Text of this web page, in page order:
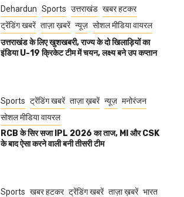
Dehardun Sports उत्तराखंड खबर हटकर
ट्रेंडिंग खबरें ताज़ा ख़बरें न्यूज़ सोशल मीडिया वायरल
उत्तराखंड के लिए खुशखबरी, राज्य के दो खिलाड़ियों का
इंडिया U-19 क्रिकेट टीम में चयन, लक्ष्य बने उप कप्तान
Sports ट्रेंडिंग खबरें ताज़ा ख़बरें न्यूज़ मनोरंजन
सोशल मीडिया वायरल
RCB के सिर सजा IPL 2026 का ताज, MI और CSK
के बाद ऐसा करने वाली बनी तीसरी टीम
Sports खबर हटकर ट्रेंडिंग खबरें ताज़ा ख़बरें भारत